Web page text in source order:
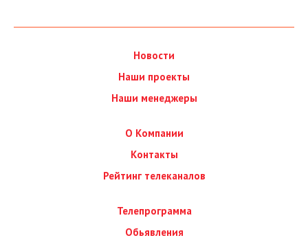
Новости
Наши проекты
Наши менеджеры
О Компании
Контакты
Рейтинг телеканалов
Телепрограмма
Обьявления